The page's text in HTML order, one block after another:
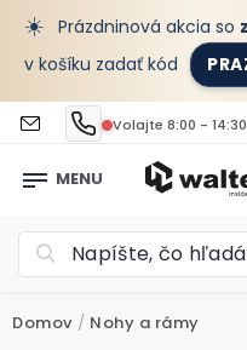
☀️ Prázdninová akcia so
v košíku zadať kód
Volajte 8:00 - 14:30
Domov / Nohy a rámy